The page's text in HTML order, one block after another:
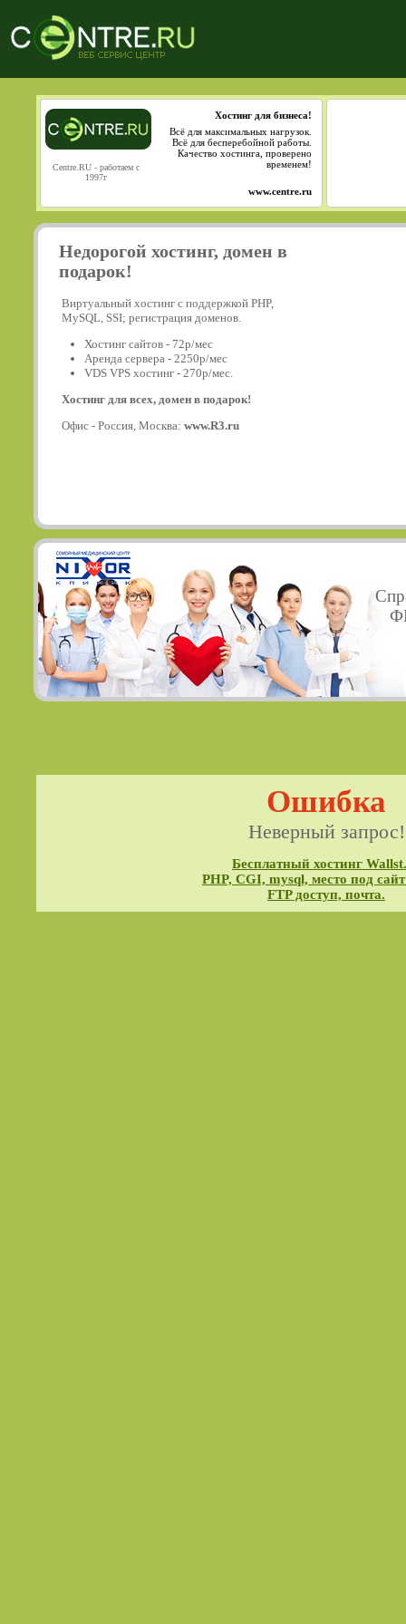
Centre.RU - работаем с
1997г
Хостинг для бизнеса!
Всё для максимальных нагрузок.
Всё для бесперебойной работы.
Качество хостинга, проверено
временем!
www.centre.ru
Недорогой хостинг, домен в
подарок!
Виртуальный хостинг с поддержкой PHP,
MySQL, SSI; регистрация доменов.
Хостинг сайтов - 72р/мес
Аренда сервера - 2250р/мес
VDS VPS хостинг - 270р/мес.
Хостинг для всех, домен в подарок!
Офис - Россия, Москва: www.R3.ru
Ошибка
Неверный запрос!
Бесплатный хостинг
PHP, CGI, mysql, место под
FTP доступ, почта.